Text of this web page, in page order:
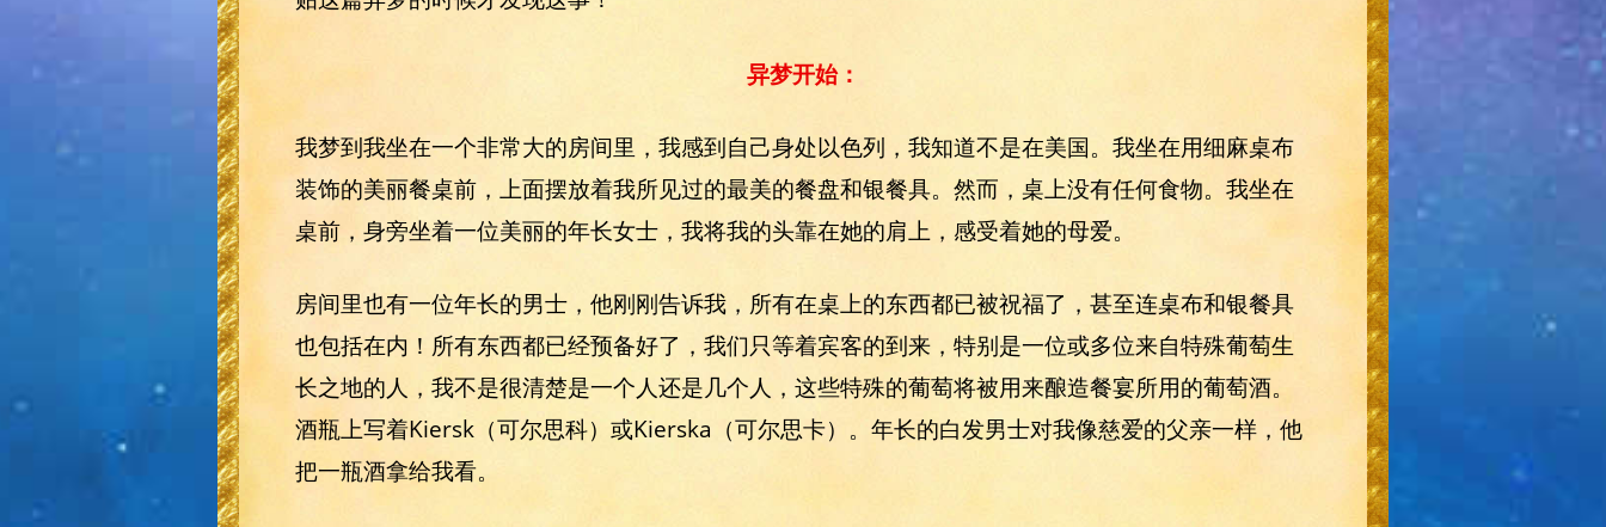
异梦开始：
我梦到我坐在一个非常大的房间里，我感到自己身处以色列，我知道不是在美国。我坐在用细麻桌布
装饰的美丽餐桌前，上面摆放着我所见过的最美的餐盘和银餐具。然而，桌上没有任何食物。我坐在
桌前，身旁坐着一位美丽的年长女士，我将我的头靠在她的肩上，感受着她的母爱。
房间里也有一位年长的男士，他刚刚告诉我，所有在桌上的东西都已被祝福了，甚至连桌布和银餐具
也包括在内！所有东西都已经预备好了，我们只等着宾客的到来，特别是一位或多位来自特殊葡萄生
长之地的人，我不是很清楚是一个人还是几个人，这些特殊的葡萄将被用来酿造餐宴所用的葡萄酒。
酒瓶上写着Kiersk（可尔思科）或Kierska（可尔思卡）。年长的白发男士对我像慈爱的父亲一样，他
把一瓶酒拿给我看。